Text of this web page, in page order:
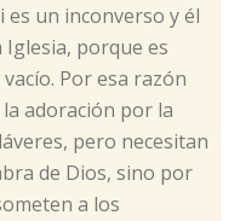
un inconverso y él
porque es
Por esa razón
adoración por la
pero necesitan
de Dios, sino por
a los